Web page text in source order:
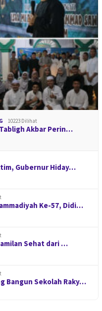
10223 Dilihat
Akbar Perin…
Gubernur Hiday…
Ke-57, Didi…
Sehat dari …
Bangun Sekolah Raky…